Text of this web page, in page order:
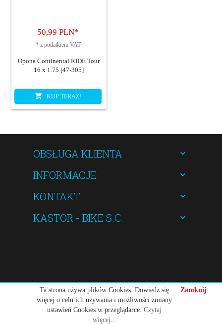
50,99 PLN*
* z podatkiem VAT
Opona Continental RIDE Tour
16 x 1.75 [47-305]
KUP TERAZ!
OBSŁUGA KLIENTA
INFORMACJE
KONTAKT
KASTOR - BIKE S.C.
Ta strona używa plików Cookies. Dowiedz się
więcej o celu ich używania i możliwości zmiany
ustawień Cookies w przeglądarce.Czytaj
więcej...
Zamknij